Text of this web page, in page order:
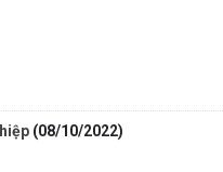
(08/10/2022)